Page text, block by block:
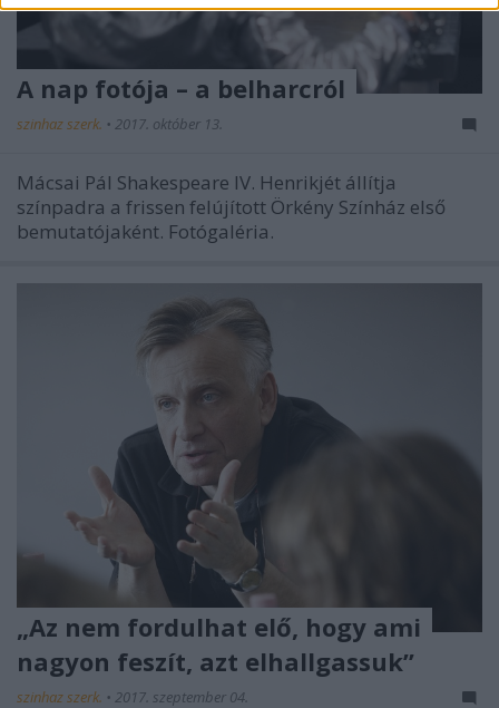
A nap fotója – a belharcról
szinhaz szerk. • 2017. október 13.
Mácsai Pál Shakespeare IV. Henrikjét állítja
színpadra a frissen felújított Örkény Színház első
bemutatójaként. Fotógaléria.
„Az nem fordulhat elő, hogy ami
nagyon feszít, azt elhallgassuk”
szinhaz szerk. • 2017. szeptember 04.